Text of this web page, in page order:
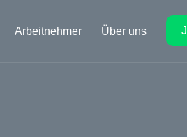
Arbeitnehmer Über uns